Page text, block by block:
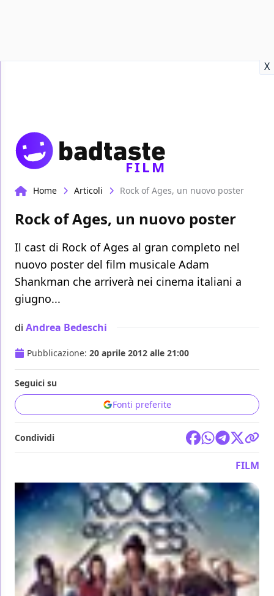
X
FILM
Home Articoli Rock of Ages, un nuovo poster
Rock of Ages, un nuovo poster
Il cast di Rock of Ages al gran completo nel
nuovo poster del film musicale Adam
Shankman che arriverà nei cinema italiani a
giugno...
di Andrea Bedeschi
Pubblicazione: 20 aprile 2012 alle 21:00
Seguici su
Fonti preferite
Condividi
FILM